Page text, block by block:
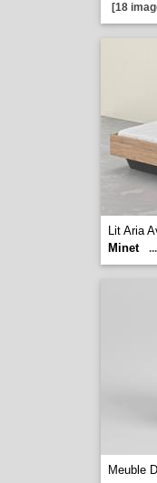
[18
Lit Aria
Minet
...
Meuble